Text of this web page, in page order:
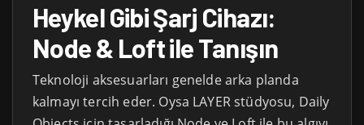
Heykel Gibi Şarj Cihazı:
Node & Loft ile Tanışın
Teknoloji aksesuarları genelde arka planda
kalmayı tercih eder. Oysa LAYER stüdyosu, Daily